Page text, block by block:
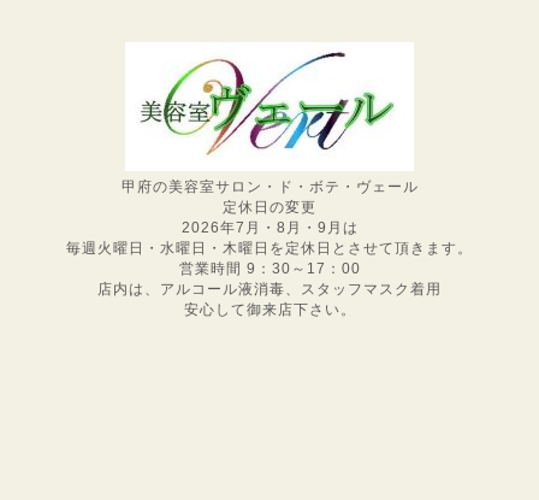
甲府の美容室サロン・ド・ボテ・ヴェール
定休日の変更
2026年7月・8月・9月は
毎週火曜日・水曜日・木曜日を定休日とさせて頂きます。
営業時間 9：30～17：00
店内は、アルコール液消毒、スタッフマスク着用
安心して御来店下さい。